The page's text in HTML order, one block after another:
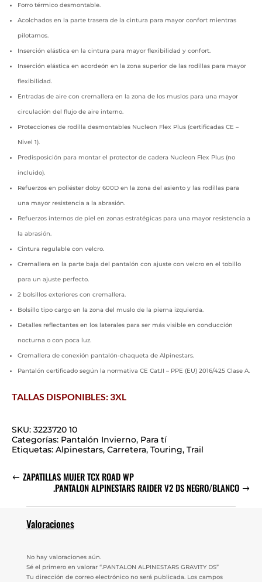
Forro térmico desmontable.
Acolchados en la parte trasera de la cintura para mayor confort mientras
pilotamos.
Inserción elástica en la cintura para mayor flexibilidad y confort.
Inserción elástica en acordeón en la zona superior de las rodillas para mayor
flexibilidad.
Entradas de aire con cremallera en la zona de los muslos para una mayor
circulación del flujo de aire interno.
Protecciones de rodilla desmontables Nucleon Flex Plus (certificadas CE –
Nivel 1).
Predisposición para montar el protector de cadera Nucleon Flex Plus (no
incluido).
Refuerzos en poliéster doby 600D en la zona del asiento y las rodillas para
una mayor resistencia a la abrasión.
Refuerzos internos de piel en zonas estratégicas para una mayor resistencia a
la abrasión.
Cintura regulable con velcro.
Cremallera en la parte baja del pantalón con ajuste con velcro en el tobillo
para un ajuste perfecto.
2 bolsillos exteriores con cremallera.
Bolsillo tipo cargo en la zona del muslo de la pierna izquierda.
Detalles reflectantes en los laterales para ser más visible en conducción
nocturna o con poca luz.
Cremallera de conexión pantalón-chaqueta de Alpinestars.
Pantalón certificado según la normativa CE Cat.II – PPE (EU) 2016/425 Clase A.
TALLAS DISPONIBLES: 3XL
SKU: 3223720 10
Categorías: Pantalón Invierno, Para tí
Etiquetas: Alpinestars, Carretera, Touring, Trail
ZAPATILLAS MUJER TCX ROAD WP
.PANTALON ALPINESTARS RAIDER V2 DS NEGRO/BLANCO
Valoraciones
No hay valoraciones aún.
Sé el primero en valorar “.PANTALON ALPINESTARS GRAVITY DS”
Tu dirección de correo electrónico no será publicada. Los campos